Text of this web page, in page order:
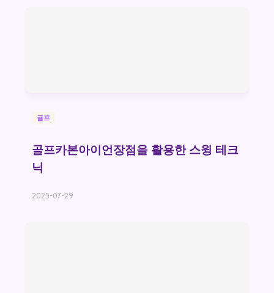
골프
골프카본아이언장점을 활용한 스윙 테크
닉
2025-07-29